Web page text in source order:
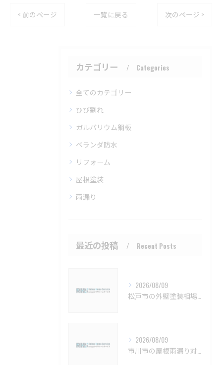
< 前のページ 一覧に戻る 次のページ >
カテゴリー Categories
全てのカテゴリー
ひび割れ
ガルバリウム鋼板
ベランダ防水
リフォーム
屋根塗装
雨漏り
最近の投稿 Recent Posts
2026/08/09
2026/08/09